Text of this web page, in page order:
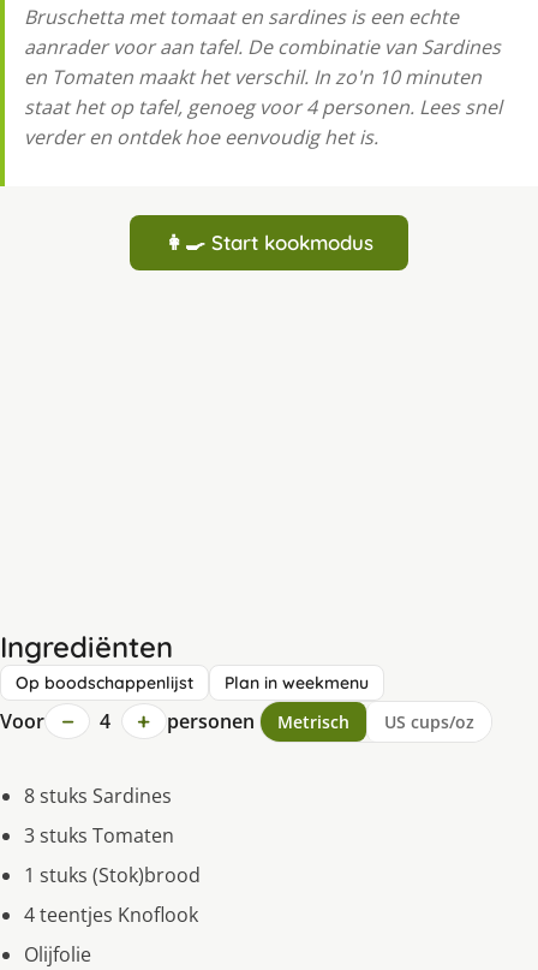
Bruschetta met tomaat en sardines is een echte
aanrader voor aan tafel. De combinatie van Sardines
en Tomaten maakt het verschil. In zo'n 10 minuten
staat het op tafel, genoeg voor 4 personen. Lees snel
verder en ontdek hoe eenvoudig het is.
👩‍🍳 Start kookmodus
Ingrediënten
Op boodschappenlijst Plan in weekmenu
Voor − 4 + personen Metrisch US cups/oz
8 stuks Sardines
3 stuks Tomaten
1 stuks (Stok)brood
4 teentjes Knoflook
Olijfolie